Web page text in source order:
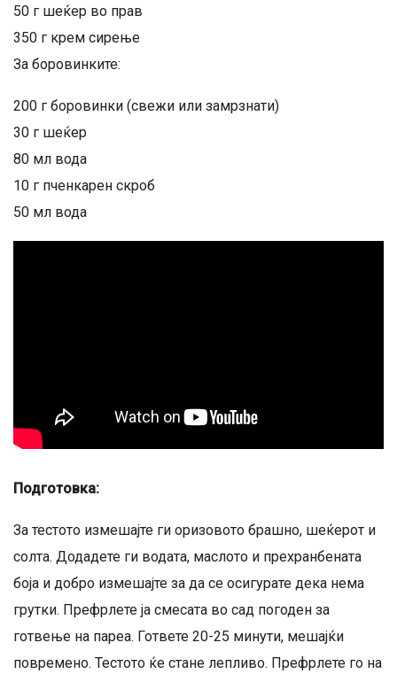
50 г шеќер во прав
350 г крем сирење
За боровинките:
200 г боровинки (свежи или замрзнати)
30 г шеќер
80 мл вода
10 г пченкарен скроб
50 мл вода
Подготовка:
За тестото измешајте ги оризовото брашно, шеќерот и
солта. Додадете ги водата, маслото и прехранбената
боја и добро измешајте за да се осигурате дека нема
грутки. Префрлете ја смесата во сад погоден за
готвење на пареа. Гответе 20-25 минути, мешајќи
повремено. Тестото ќе стане лепливо. Префрлете го на